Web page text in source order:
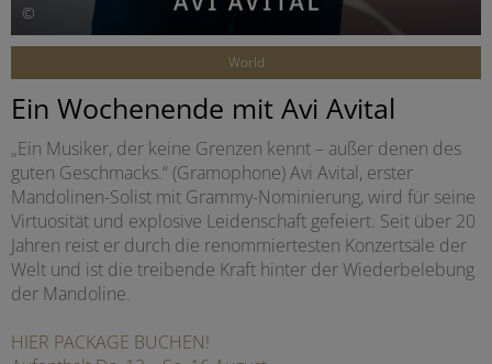
©
World
Ein Wochenende mit Avi Avital
„Ein Musiker, der keine Grenzen kennt – außer denen des
guten Geschmacks.“ (Gramophone) Avi Avital, erster
Mandolinen-Solist mit Grammy-Nominierung, wird für seine
Virtuosität und explosive Leidenschaft gefeiert. Seit über 20
Jahren reist er durch die renommiertesten Konzertsäle der
Welt und ist die treibende Kraft hinter der Wiederbelebung
der Mandoline.
HIER PACKAGE BUCHEN!